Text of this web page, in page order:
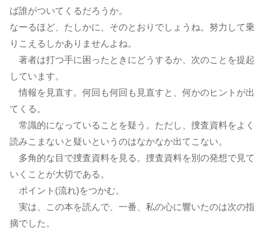
ば誰がついてくるだろうか。
なーるほど、たしかに、そのとおりでしょうね。努力して乗
りこえるしかありませんよね。
著者は打つ手に困ったときにどうするか、次のことを提起
しています。
情報を見直す。何回も何回も見直すと、何かのヒントが出
てくる。
常識的になっていることを疑う。ただし、捜査資料をよく
読みこまないと疑いというのはなかなか出てこない。
多角的な目で捜査資料を見る。捜査資料を別の発想で見て
いくことが大切である。
ポイント(流れ)をつかむ。
実は、この本を読んで、一番、私の心に響いたのは次の指
摘でした。